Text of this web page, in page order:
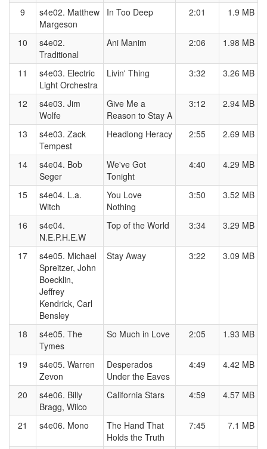
9
s4e02. Matthew
Margeson
In Too Deep 2:01 1.9 MB
10
s4e02.
Traditional
Ani Manim 2:06 1.98 MB
11
s4e03. Electric
Light Orchestra
Livin' Thing 3:32 3.26 MB
12
s4e03. Jim
Wolfe
Give Me a
Reason to Stay A
3:12 2.94 MB
13
s4e03. Zack
Tempest
Headlong Heracy 2:55 2.69 MB
14
s4e04. Bob
Seger
We've Got
Tonight
4:40 4.29 MB
15
s4e04. L.a.
Witch
You Love
Nothing
3:50 3.52 MB
16
s4e04.
N.E.P.H.E.W
Top of the World 3:34 3.29 MB
17
s4e05. Michael
Spreitzer, John
Boecklin,
Jeffrey
Kendrick, Carl
Bensley
Stay Away 3:22 3.09 MB
18
s4e05. The
Tymes
So Much in Love 2:05 1.93 MB
19
s4e05. Warren
Zevon
Desperados
Under the Eaves
4:49 4.42 MB
20
s4e06. Billy
Bragg, Wilco
California Stars 4:59 4.57 MB
21 s4e06. Mono
The Hand That
Holds the Truth
7:45 7.1 MB